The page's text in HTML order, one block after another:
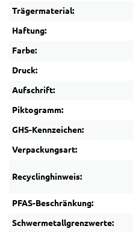
Trägermaterial:
Haftung:
Farbe:
Druck:
Aufschrift:
Piktogramm:
GHS-Kennzeichen:
Verpackungsart:
Recyclinghinweis:
PFAS-Beschränkung:
Schwermetallgrenzwerte: